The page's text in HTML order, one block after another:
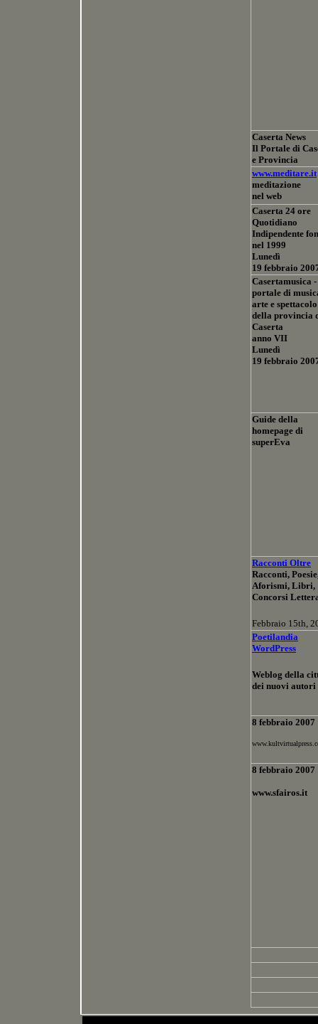
Caserta News
Il Portale di
e Provincia
www.meditare.it
meditazione
nel web
Caserta 24 ore
Quotidiano
Indipendente
nel 1999
Lunedì
19 febbraio
Casertamusica -
portale di
arte e spettacolo
della provincia
Caserta
anno VII
Lunedì
19 febbraio
Guide della
homepage di
superEva
Racconti Oltre
Racconti,
Aforismi, Libri,
Concorsi
Febbraio 15th,
Poetilandia
WordPress
Weblog della
dei nuovi autori
8 febbraio 2007
8 febbraio 2007
www.sfairos.it